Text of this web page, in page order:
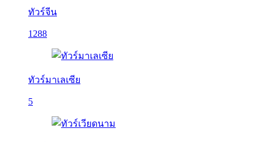
ทัวร์จีน
1288
ทัวร์มาเลเซีย
5